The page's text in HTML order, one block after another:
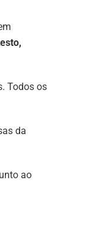
Todos os
da
ao